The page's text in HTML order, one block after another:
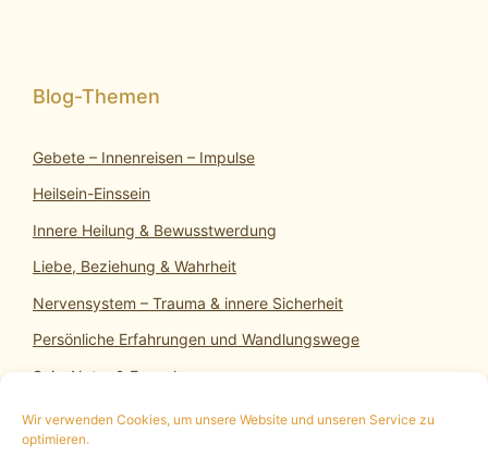
Wir verwenden Cookies, um unsere Website und unseren Service zu
optimieren.
Gebete – Innenreisen – Impulse
Heilsein-Einssein
Innere Heilung & Bewusstwerdung
Liebe, Beziehung & Wahrheit
Nervensystem – Trauma & innere Sicherheit
Persönliche Erfahrungen und Wandlungswege
SeinsNatur & Erwachen